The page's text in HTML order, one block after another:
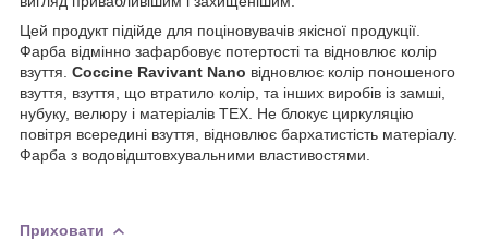
Цей продукт підійде для поціновувачів якісної продукції.
Фарба відмінно зафарбовує потертості та відновлює колір
взуття. Coccine Ravivant Nano відновлює колір поношеного
взуття, взуття, що втратило колір, та інших виробів із замші,
нубуку, велюру і матеріалів ТЕХ. Не блокує циркуляцію
повітря всередині взуття, відновлює бархатистість матеріалу.
Фарба з водовідштовхувальними властивостями.
Приховати